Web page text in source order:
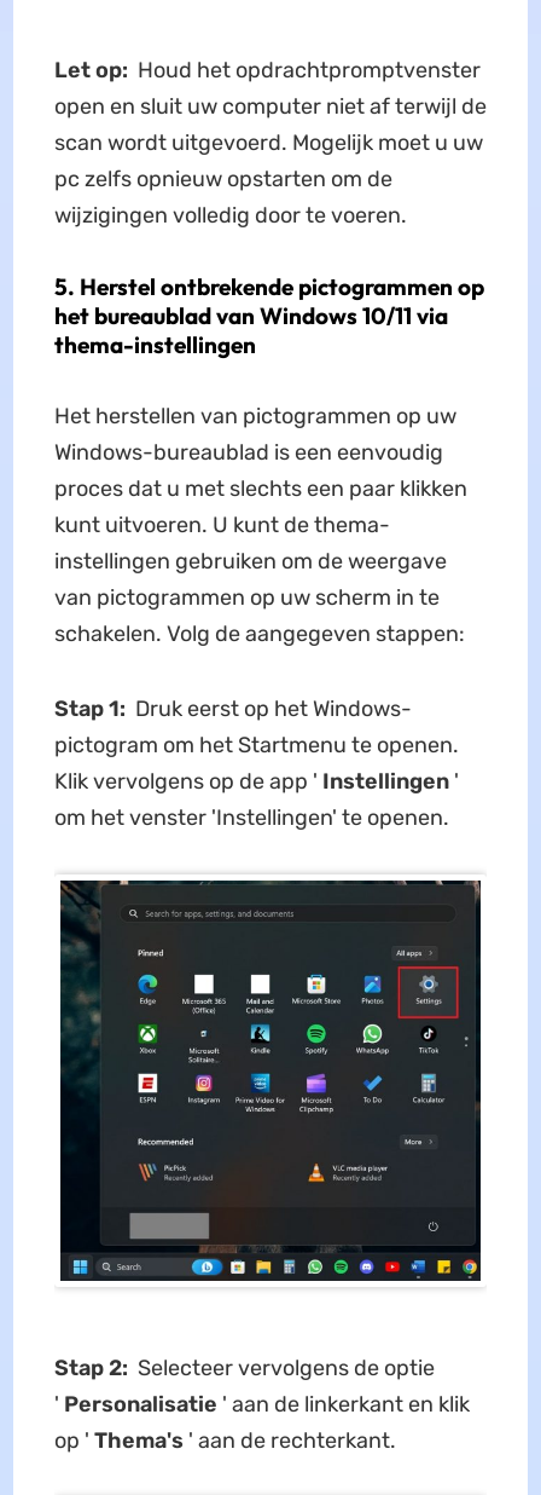
Let op: Houd het opdrachtpromptvenster
open en sluit uw computer niet af terwijl de
scan wordt uitgevoerd. Mogelijk moet u uw
pc zelfs opnieuw opstarten om de
wijzigingen volledig door te voeren.
5. Herstel ontbrekende pictogrammen op
het bureaublad van Windows 10/11 via
thema-instellingen
Het herstellen van pictogrammen op uw
Windows-bureaublad is een eenvoudig
proces dat u met slechts een paar klikken
kunt uitvoeren. U kunt de thema-
instellingen gebruiken om de weergave
van pictogrammen op uw scherm in te
schakelen. Volg de aangegeven stappen:
Stap 1: Druk eerst op het Windows-
pictogram om het Startmenu te openen.
Klik vervolgens op de app ' Instellingen'
om het venster 'Instellingen' te openen.
Stap 2: Selecteer vervolgens de optie
' Personalisatie ' aan de linkerkant en klik
op ' Thema's ' aan de rechterkant.